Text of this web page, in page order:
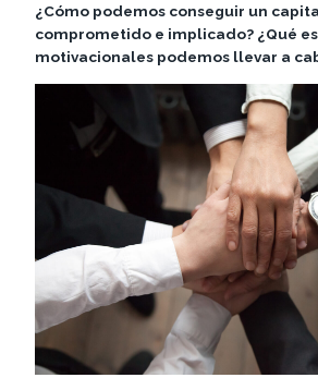
¿Cómo podemos conseguir un
comprometido e implicado? ¿Qué
motivacionales podemos llevar a